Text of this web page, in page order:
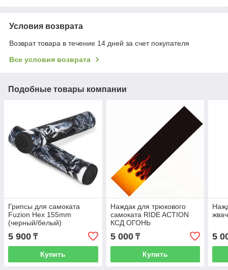
Условия возврата
Возврат товара в течение 14 дней за счет покупателя
Все условия возврата
Подобные товары компании
Грипсы для самоката
Fuzion Hex 155mm
(черный/белый)
5 900 ₸
Купить
Наждак для трюкового
самоката RIDE ACTION
КСД ОГОНЬ
5 000₸
Купить
5